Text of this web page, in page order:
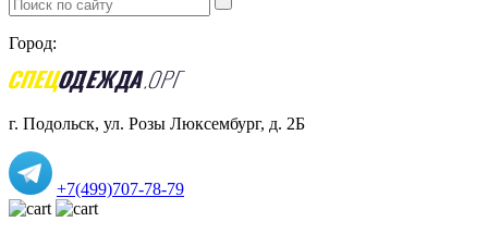
Город:
г. Подольск, ул. Розы Люксембург, д. 2Б
+7(499)707-78-79